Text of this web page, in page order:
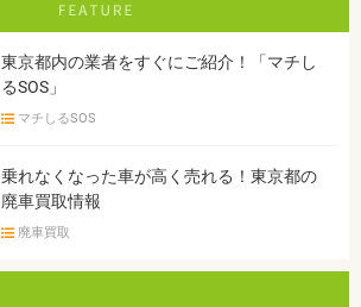
東京都内の業者をすぐにご紹介！「マチし
るSOS」
マチしるSOS
乗れなくなった車が高く売れる！東京都の
廃車買取情報
廃車買取